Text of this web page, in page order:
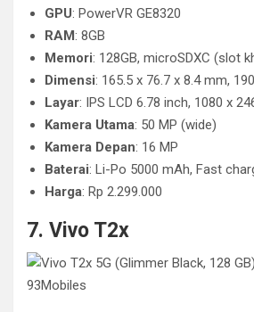
GPU: PowerVR GE8320
RAM: 8GB
Memori: 128GB, microSDXC (slot
Dimensi: 165.5 x 76.7 x 8.4 mm,
Layar: IPS LCD 6.78 inch, 1080 x
Kamera Utama: 50 MP (wide)
Kamera Depan: 16 MP
Baterai: Li-Po 5000 mAh, Fast
Harga: Rp 2.299.000
7. Vivo T2x